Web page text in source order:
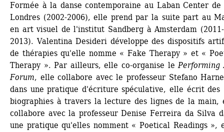
Formée à la danse contemporaine au Laban Center de
Londres (2002-2006), elle prend par la suite part au
en art visuel de l'institut Sandberg à Amsterdam (2011-
2013). Valentina Desideri développe des dispositifs
de thérapies qu'elle nomme « Fake Therapy » et «
Therapy ». Par ailleurs, elle co-organise le Performing
Forum, elle collabore avec le professeur Stefano
dans une pratique d'écriture spéculative, elle écrit des
biographies à travers la lecture des lignes de la main,
collabore avec la professeur Denise Ferreira da Silva
une pratique qu'elles nomment « Poetical Readings »,